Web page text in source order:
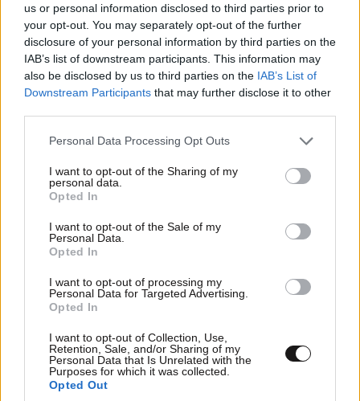
us or personal information disclosed to third parties prior to
your opt-out. You may separately opt-out of the further
disclosure of your personal information by third parties on the
IAB’s list of downstream participants. This information may
also be disclosed by us to third parties on the IAB’s List of
Downstream Participants that may further disclose it to other
Please note that this website/app uses one or more Google
not limited to your visit or usage behaviour. You may click to
grant or deny consent to Google and its third-party tags to
use your data for below specified purposes in below Google
consent section.
Personal Data Processing Opt Outs
I want to opt-out of the Sharing of my
personal data.
Opted In
I want to opt-out of the Sale of my
Personal Data.
Opted In
I want to opt-out of processing my
Personal Data for Targeted Advertising.
Opted In
I want to opt-out of Collection, Use,
Retention, Sale, and/or Sharing of my
Personal Data that Is Unrelated with the
Purposes for which it was collected.
Opted Out
Ιδιαίτερη έμφαση έδωσε στο γεγονός ότι, παρά την
κινητοποίηση των αρμόδιων φορέων, η προέλευση
της οσμής παραμένει άγνωστη: «Είναι πολύ ατυχές
ότι 24 ώρες μετά δεν έχουμε εντοπίσει σε τι
οφείλεται αυτό».
Όπως σημείωσε, έχουν ήδη αποκλειστεί ορισμένα
βρίσκονται σε εξέλιξη επαφές με: Πυροσβεστική,
αρμόδια υπουργεία και κυβερνητικά στελέχη.
Αξίζει να σημειωθεί πως, όπως υπογράμμισε, ο
δήμος έδωσε οδηγίες προληπτικού χαρακτήρα να
μείνει ο κόσμος σε κλειστούς χώρους, με χρήση
συσκευών καθαρισμού αέρα, ενώ πρόσθεσε πως για
αφού δεν υπάρχει πλέον αυτή η οσμή, εκτιμούμε ότι
έχει διαλυθεί στην ατμόσφαιρα.